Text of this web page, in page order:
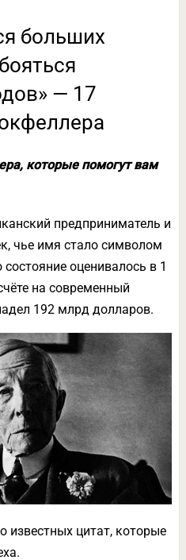
больших
— 17
которые помогут вам
предприниматель и
чье имя стало символом
состояние оценивалось в 1
на современный
192 млрд долларов.
известных цитат, которые